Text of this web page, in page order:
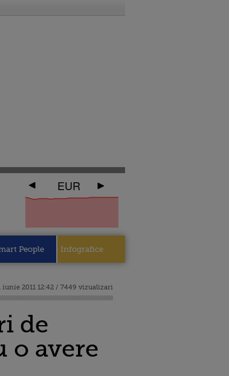
EUR
People Infografice
iunie 2011 12:42 / 7449 vizualizari
de
o avere